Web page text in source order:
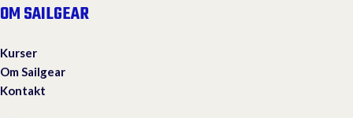
OM SAILGEAR
Kurser
Om Sailgear
Kontakt